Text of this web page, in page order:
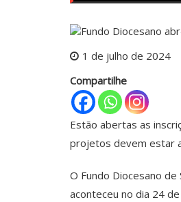
1 de julho de 2024
Compartilhe
Estão abertas as
projetos devem estar
O Fundo Diocesano
aconteceu no dia 24